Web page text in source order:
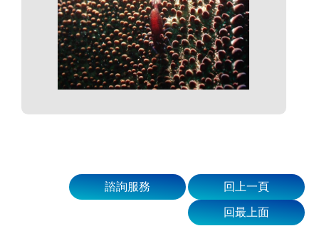
諮詢服務 回上一頁
回最上面